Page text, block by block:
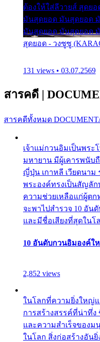
ต้องให้ใส่ลีวายส์ สุดย
มันสุดยอด มันสุดยอด
มันสุดยอด มันสุดยอด
สุดยอด - วงซูซู
131 views • 03.07.2569
สารคดี |
สารคดีทั้งหมด
เจ้าแม่กวนอิมเป็นพร
มหายาน มีผู้เคารพนับ
ญี่ปุ่น เกาหลี เวียดนาม
พระองค์ทรงเป็นสัญลั
ความช่วยเหลือแก่ผู้ตก
จะพาไปสำรวจ 10 อัน
และมีชื่อเสียงที่สุดในโ
10 อันดับกวนอิมองค์ใ
2,852 views
ในโลกที่ความยิ่งใหญ่
การสร้างสรรค์ที่น่าทึ่ง
และความสำเร็จของ
ในโลก สิ่งก่อสร้างอัน